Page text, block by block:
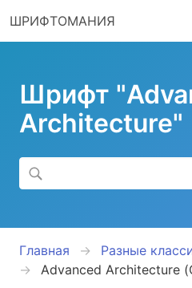
ШРИФТОМАНИЯ
Шрифт
Architecture"
Главная
Разные
Advanced Architecture